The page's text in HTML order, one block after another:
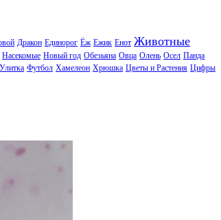
Дракон Единорог Ёж Ежик Енот Животные
Насекомые Новый год Обезьяна Овца Олень Осел Панда
Улитка Футбол Хамелеон Хрюшка Цветы и Растения Цифры